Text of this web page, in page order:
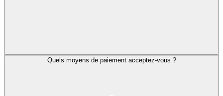
Quels moyens de paiement acceptez-vous ?